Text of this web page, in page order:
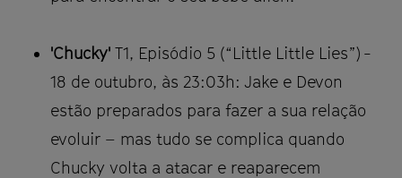
'Chucky' T1, Episódio 5 (“Little Little Lies”) -
18 de outubro, às 23:03h: Jake e Devon
estão preparados para fazer a sua relação
evoluir – mas tudo se complica quando
Chucky volta a atacar e reaparecem